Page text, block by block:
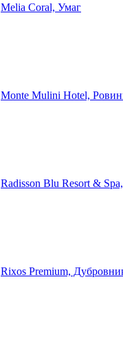
Melia Coral, Умаг
Monte Mulini Hotel,
Radisson Blu Resort &
Rixos Premium,